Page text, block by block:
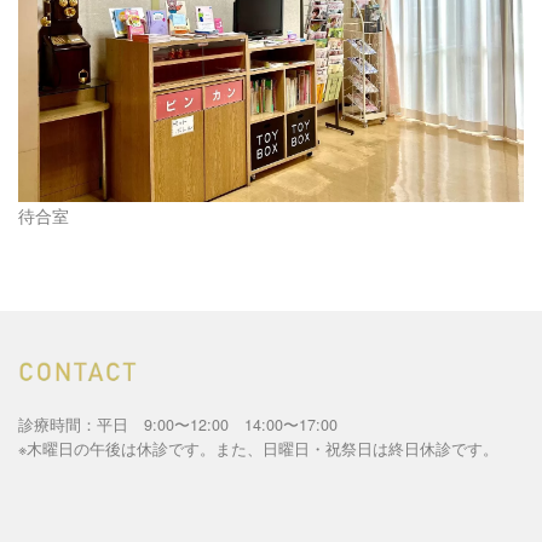
待合室
診療時間：平日 9:00〜12:00 14:00〜17:00
※木曜日の午後は休診です。また、日曜日・祝祭日は終日休診です。